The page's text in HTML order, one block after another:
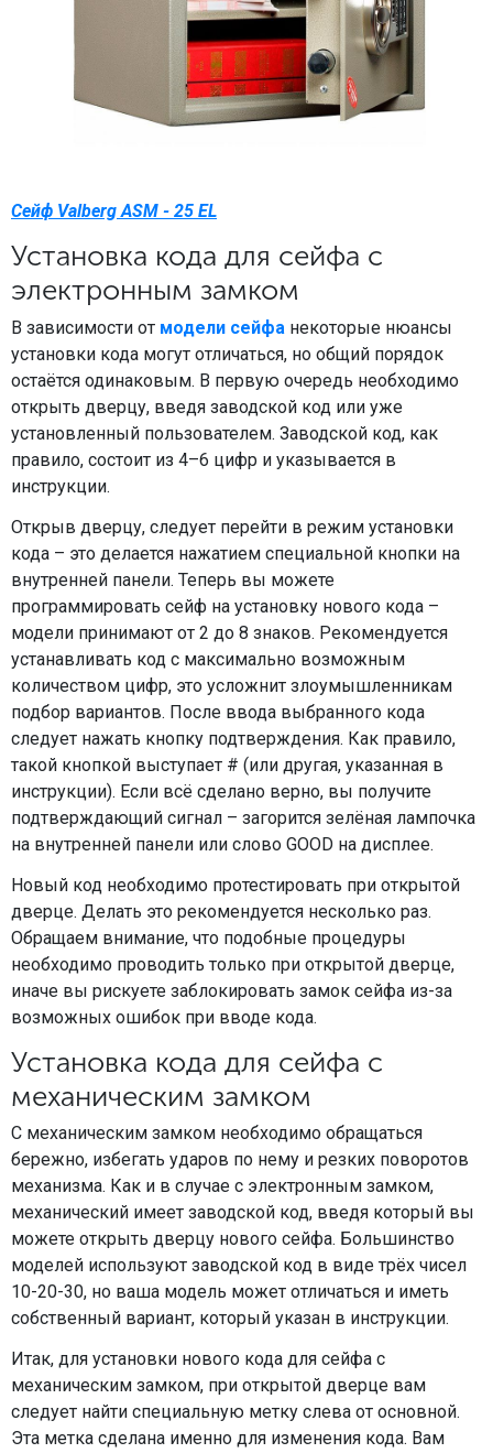
Сейф Valberg ASM - 25 EL
Установка кода для сейфа с
электронным замком
В зависимости от модели сейфа некоторые нюансы
установки кода могут отличаться, но общий порядок
остаётся одинаковым. В первую очередь необходимо
открыть дверцу, введя заводской код или уже
установленный пользователем. Заводской код, как
правило, состоит из 4–6 цифр и указывается в
инструкции.
Открыв дверцу, следует перейти в режим установки
кода – это делается нажатием специальной кнопки на
внутренней панели. Теперь вы можете
программировать сейф на установку нового кода –
модели принимают от 2 до 8 знаков. Рекомендуется
устанавливать код с максимально возможным
количеством цифр, это усложнит злоумышленникам
подбор вариантов. После ввода выбранного кода
следует нажать кнопку подтверждения. Как правило,
такой кнопкой выступает # (или другая, указанная в
инструкции). Если всё сделано верно, вы получите
подтверждающий сигнал – загорится зелёная лампочка
на внутренней панели или слово GOOD на дисплее.
Новый код необходимо протестировать при открытой
дверце. Делать это рекомендуется несколько раз.
Обращаем внимание, что подобные процедуры
необходимо проводить только при открытой дверце,
иначе вы рискуете заблокировать замок сейфа из-за
возможных ошибок при вводе кода.
Установка кода для сейфа с
механическим замком
С механическим замком необходимо обращаться
бережно, избегать ударов по нему и резких поворотов
механизма. Как и в случае с электронным замком,
механический имеет заводской код, введя который вы
можете открыть дверцу нового сейфа. Большинство
моделей используют заводской код в виде трёх чисел
10-20-30, но ваша модель может отличаться и иметь
собственный вариант, который указан в инструкции.
Итак, для установки нового кода для сейфа с
механическим замком, при открытой дверце вам
следует найти специальную метку слева от основной.
Эта метка сделана именно для изменения кода. Вам